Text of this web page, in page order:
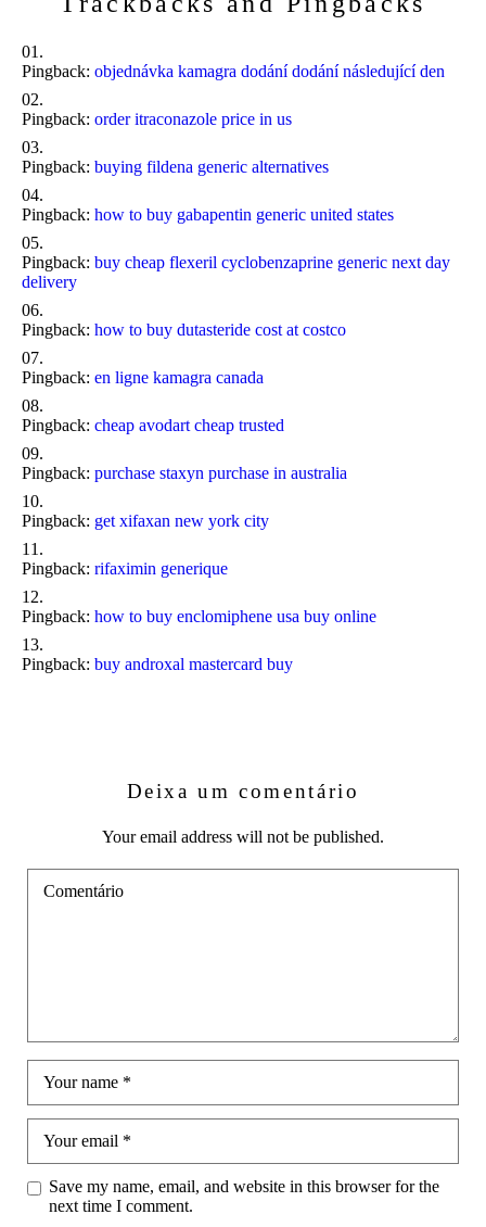
Pingback: objednávka kamagra dodání dodání následující den
Pingback: order itraconazole price in us
Pingback: buying fildena generic alternatives
Pingback: how to buy gabapentin generic united states
Pingback: buy cheap flexeril cyclobenzaprine generic next day
delivery
Pingback: how to buy dutasteride cost at costco
Pingback: en ligne kamagra canada
Pingback: cheap avodart cheap trusted
Pingback: purchase staxyn purchase in australia
Pingback: get xifaxan new york city
Pingback: rifaximin generique
Pingback: how to buy enclomiphene usa buy online
Pingback: buy androxal mastercard buy
Deixa um comentário
Your email address will not be published.
Comentário
Your name *
Your email *
Save my name, email, and website in this browser for the
next time I comment.